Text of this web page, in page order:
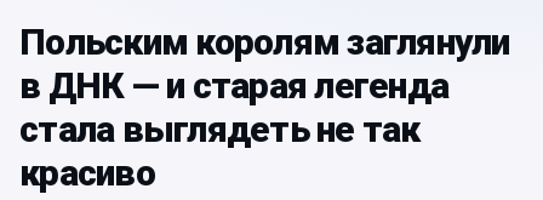
Польским королям заглянули
в ДНК — и старая легенда
стала выглядеть не так
красиво